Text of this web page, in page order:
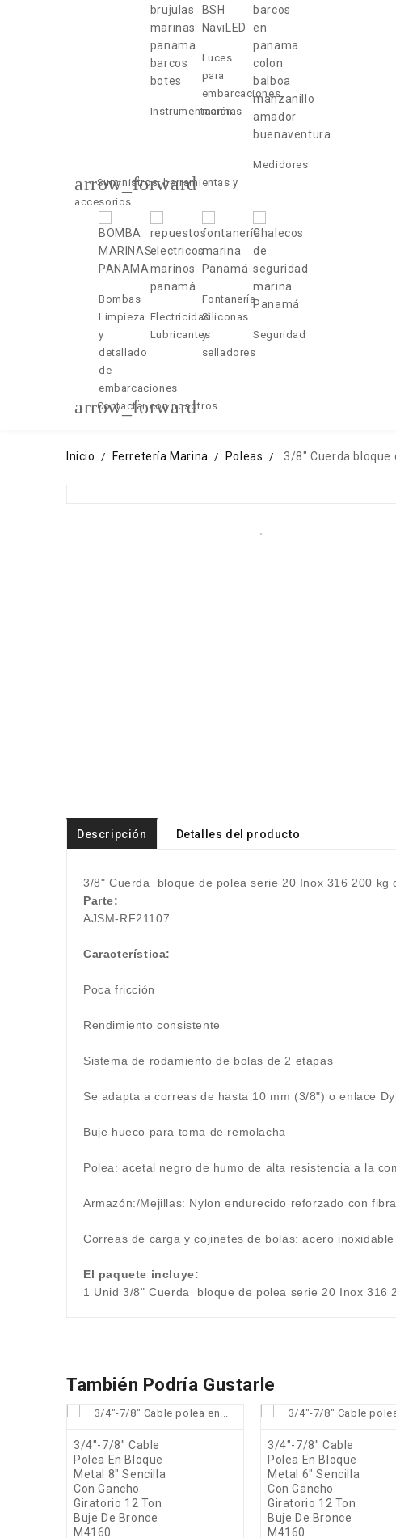
Instrumentación
Luces
para
embarcaciones
marinas
Medidores
arrow_forward
Suministros, herramientas y
accesorios
Bombas
Limpieza
y
detallado
de
embarcaciones
Electricidad
Lubricantes
Fontanería
Siliconas
y
selladores
Seguridad
arrow_forward
Contactar con nosotros
Inicio Ferretería Marina Poleas 3/8" Cuerda bloque
Descripción Detalles del producto
3/8" Cuerda
bloque de polea serie 20 Inox 316 200 kg
Parte:
AJSM-RF21107
Característica:
Poca fricción
Rendimiento consistente
Sistema de rodamiento de bolas de 2 etapas
Se adapta a correas de hasta 10 mm (3/8") o enlace
Buje hueco para toma de remolacha
Polea: acetal negro de humo de alta resistencia a la
Armazón:/Mejillas: Nylon endurecido reforzado con
Correas de carga y cojinetes de bolas: acero
El paquete incluye:
1 Unid 3/8" Cuerda
bloque de polea serie 20 Inox 316
También Podría Gustarle
visibility
3/4"-7/8" Cable
Polea En Bloque
Metal 8" Sencilla
Con Gancho
Giratorio 12 Ton
Buje De Bronce
M4160
3/4"-7/8" Cable
Polea En Bloque
Metal 6" Sencilla
Con Gancho
Giratorio 12 Ton
Buje De Bronce
M4160